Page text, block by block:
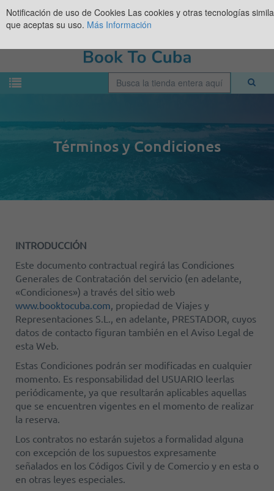
Términos y Condiciones
INTRODUCCIÓN
Este documento contractual regirá las Condiciones
Generales de Contratación del servicio (en adelante,
«Condiciones») a través del sitio web
www.booktocuba.com , propiedad de Viajes y
Representaciones S.L., en adelante, PRESTADOR, cuyos
datos de contacto figuran también en el Aviso Legal de
esta Web.
Estas Condiciones podrán ser modificadas en cualquier
momento. Es responsabilidad del USUARIO leerlas
periódicamente, ya que resultarán aplicables aquellas
que se encuentren vigentes en el momento de realizar
la reserva.
Los contratos no estarán sujetos a formalidad alguna
con excepción de los supuestos expresamente
señalados en los Códigos Civil y de Comercio y en esta o
en otras leyes especiales.
Notificación de uso de Cookies Las cookies y otras tecnologías
que aceptas su uso. Más Información